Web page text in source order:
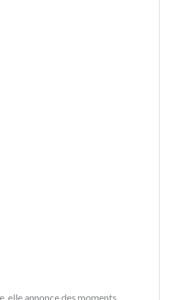
elle annonce des moments